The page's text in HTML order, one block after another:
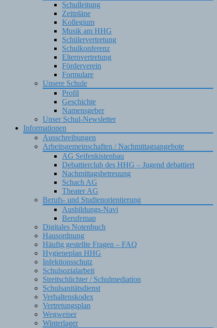
Schulleitung
Zeitpläne
Kollegium
Musik am HHG
Schülervertretung
Schulkonferenz
Elternvertretung
Förderverein
Formulare
Unsere Schule
Profil
Geschichte
Namensgeber
Unser Schul-Newsletter
Informationen
Ausschreibungen
Arbeitsgemeinschaften / Nachmittagsangebote
AG Seifenkistenbau
Debattierclub des HHG – Jugend debattiert
Nachmittagsbetreuung
Schach AG
Theater AG
Berufs- und Studienorientierung
Ausbildungs-Navi
Berufemap
Digitales Notenbuch
Hausordnung
Häufig gestellte Fragen – FAQ
Hygieneplan HHG
Infektionsschutz
Schulsozialarbeit
Streitschlichter / Schulmediation
Schulsanitätsdienst
Verhaltenskodex
Vertretungsplan
Wegweiser
Winterlager